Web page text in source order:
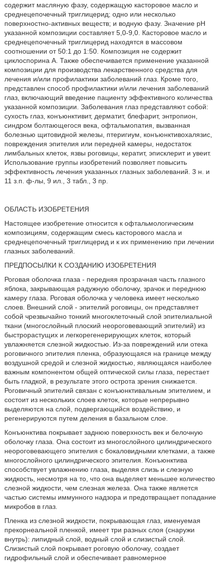
содержит масляную фазу, содержащую касторовое масло и
среднецепочечный триглицерид; одно или несколько
поверхностно-активных веществ; и водную фазу. Значение pH
указанной композиции составляет 5,0-9,0. Касторовое масло и
среднецепочечный триглицерид находятся в массовом
соотношении от 50:1 до 1:50. Композиция не содержит
циклоспорина А. Также обеспечивается применение указанной
композиции для производства лекарственного средства для
лечения и/или профилактики заболеваний глаз. Кроме того,
представлен способ профилактики и/или лечения заболеваний
глаз, включающий введение пациенту эффективного количества
указанной композиции. Заболевания глаз представляют собой:
сухость глаз, конъюнктивит, дерматит, блефарит, энтропион,
синдром болтающегося века, офтальмопатия, вызванная
болезнью щитовидной железы, птеригиум, конъюнктивохалязис,
повреждения эпителия или передней камеры, недостаток
лимбальных клеток, язвы роговицы, кератит, эписклерит и увеит.
Использование группы изобретений позволяет повысить
эффективность лечения указанных глазных заболеваний. 3 н. и
11 з.п. ф-лы, 9 ил., 3 табл., 3 пр.
ОБЛАСТЬ ИЗОБРЕТЕНИЯ
Настоящее изобретение относится к офтальмологическим
композициям, содержащим смесь касторового масла и
среднецепочечный триглицерид и к их применению при лечении
глазных заболеваний.
ПРЕДПОСЫЛКИ К СОЗДАНИЮ ИЗОБРЕТЕНИЯ
Роговая оболочка глаза - передняя прозрачная часть глазного
яблока, закрывающая радужную оболочку, зрачок и переднюю
камеру глаза. Роговая оболочка у человека имеет несколько
слоев. Внешний слой - эпителий роговицы, он представляет
собой чрезвычайно тонкий многоклеточный слой эпителиальной
ткани (многослойный плоский неороговевающий эпителий) из
быстрорастущих и легкорегенерирующих клеток, который
увлажняется слезной жидкостью. Из-за повреждений или отека
роговичного эпителия пленка, образующаяся на границе между
воздушной средой и слезной жидкостью, являющаяся наиболее
важным компонентом общей оптической силы глаза, перестает
быть гладкой, в результате этого острота зрения снижается.
Роговичный эпителий связан с конъюнктивальным эпителием, и
состоит из нескольких слоев клеток, которые непрерывно
выделяются на слой, подвергающийся воздействию, и
регенерируются путем деления в базальном слое.
Конъюнктива покрывает заднюю поверхность век и белочную
оболочку глаза. Она состоит из многослойного цилиндрического
неороговевающего эпителия с бокаловидными клетками, а также
многослойного цилиндрического эпителия. Конъюнктива
способствует увлажнению глаза, выделяя слизь и слезную
жидкость, несмотря на то, что она выделяет меньшее количество
слезной жидкости, чем слезная железа. Она также является
частью системы иммунного надзора и предотвращает попадание
микробов в глаз.
Пленка из слезной жидкости, покрывающая глаз, именуемая
прекорнеальной пленкой, имеет три разных слоя (снаружи
внутрь): липидный слой, водный слой и слизистый слой.
Слизистый слой покрывает роговую оболочку, создает
гидрофильный слой и обеспечивает равномерное